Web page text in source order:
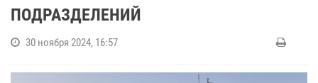
ПОДРАЗДЕЛЕНИЙ
30 ноября 2024, 16:57